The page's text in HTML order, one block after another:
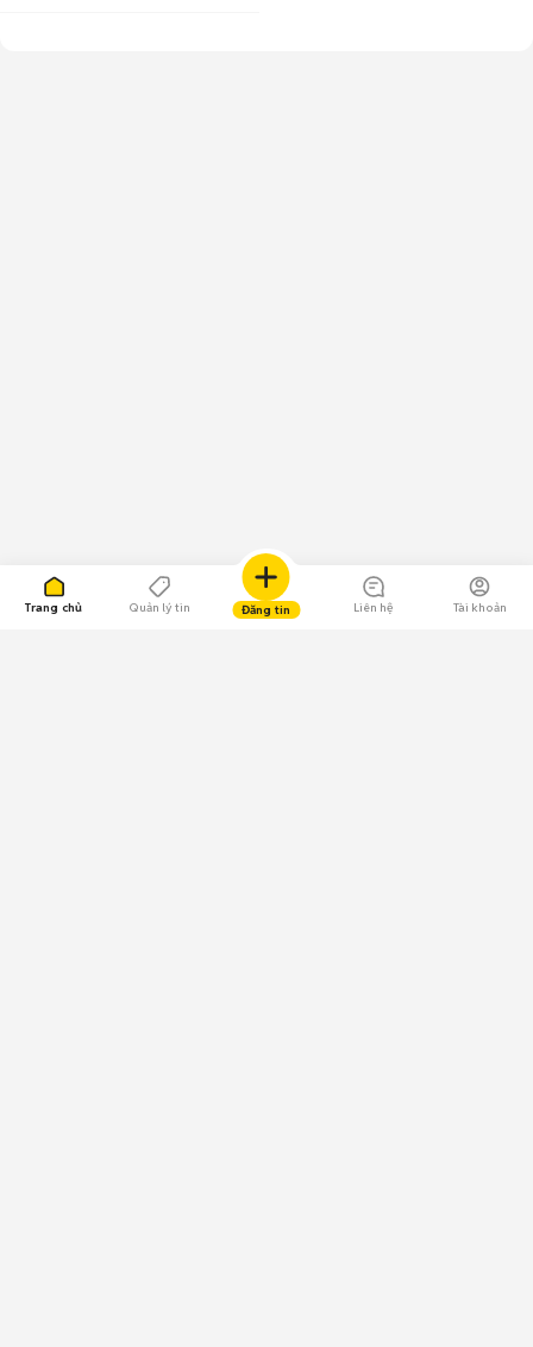
Trang chủ Quản lý tin Đăng tin Liên hệ Tài khoản